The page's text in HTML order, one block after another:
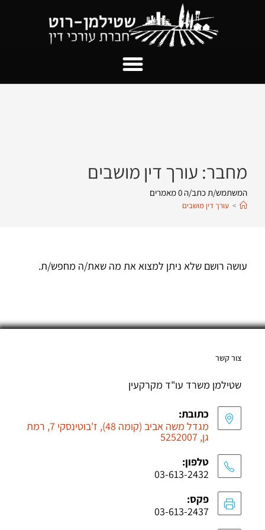
מחבר: עורך דין מושבים
המשתמש/ת כתב/ה 0 מאמרים
> עורך דין מושבים
עושה רושם שלא ניתן למצוא את מה שאת/ה מחפש/ת.
צור קשר
שטילמן משרד עו"ד מקרקעין
כתובת:
מגדל משה אביב (קומה 48), ז'בוטינסקי 7, רמת
גן, 5252007
טלפון:
03-613-2432
פקס:
03-613-2437